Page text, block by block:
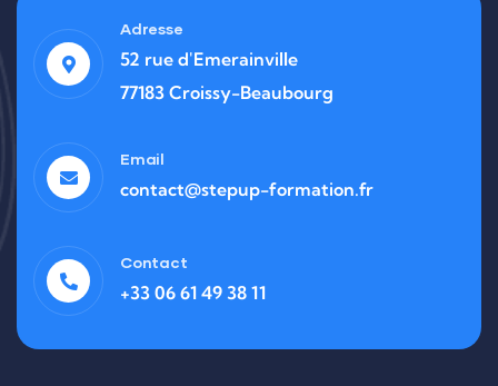
Adresse
52 rue d'Emerainville
77183 Croissy-Beaubourg
Email
contact@stepup-formation.fr
Contact
+33 06 61 49 38 11